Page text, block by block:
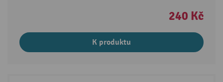
240 Kč
K produktu